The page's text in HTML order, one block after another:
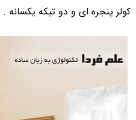
کولر پنجره ای و دو تیکه یکسانه .